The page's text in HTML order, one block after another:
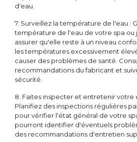
d'eau.
7. Surveillez la température de l'eau :
température de l'eau de votre spa ou
assurer qu'elle reste à un niveau
les températures excessivement
causer des problèmes de santé.
recommandations du fabricant et
sécurité.
8. Faites inspecter et entretenir votre
Planifiez des inspections régulières
pour vérifier l'état général de votre
pourront identifier d'éventuels
des recommandations d'entretien